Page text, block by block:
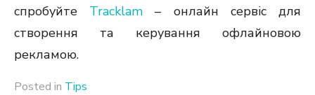
спробуйте Tracklam– онлайн сервіс для
створення та керування офлайновою
рекламою.
Posted in Tips